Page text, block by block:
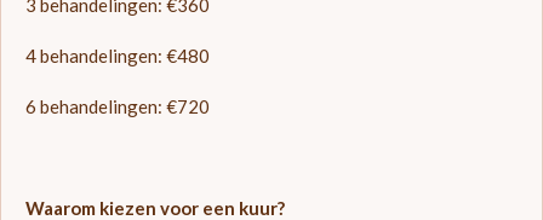
3 behandelingen: €360
4 behandelingen: €480
6 behandelingen: €720
Waarom kiezen voor een kuur?